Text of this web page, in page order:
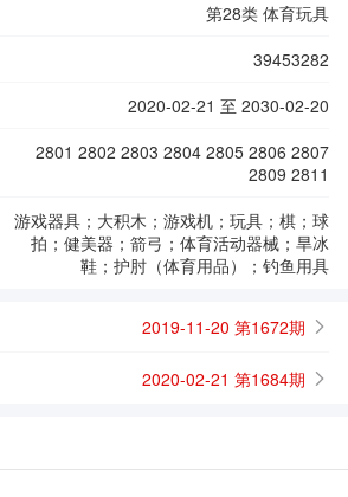
第28类 体育玩具
39453282
2020-02-21 至 2030-02-20
2801 2802 2803 2804 2805 2806 2807
2809 2811
游戏器具；大积木；游戏机；玩具；棋；球
拍；健美器；箭弓；体育活动器械；旱冰
鞋；护肘（体育用品）；钓鱼用具
2019-11-20 第1672期
2020-02-21 第1684期